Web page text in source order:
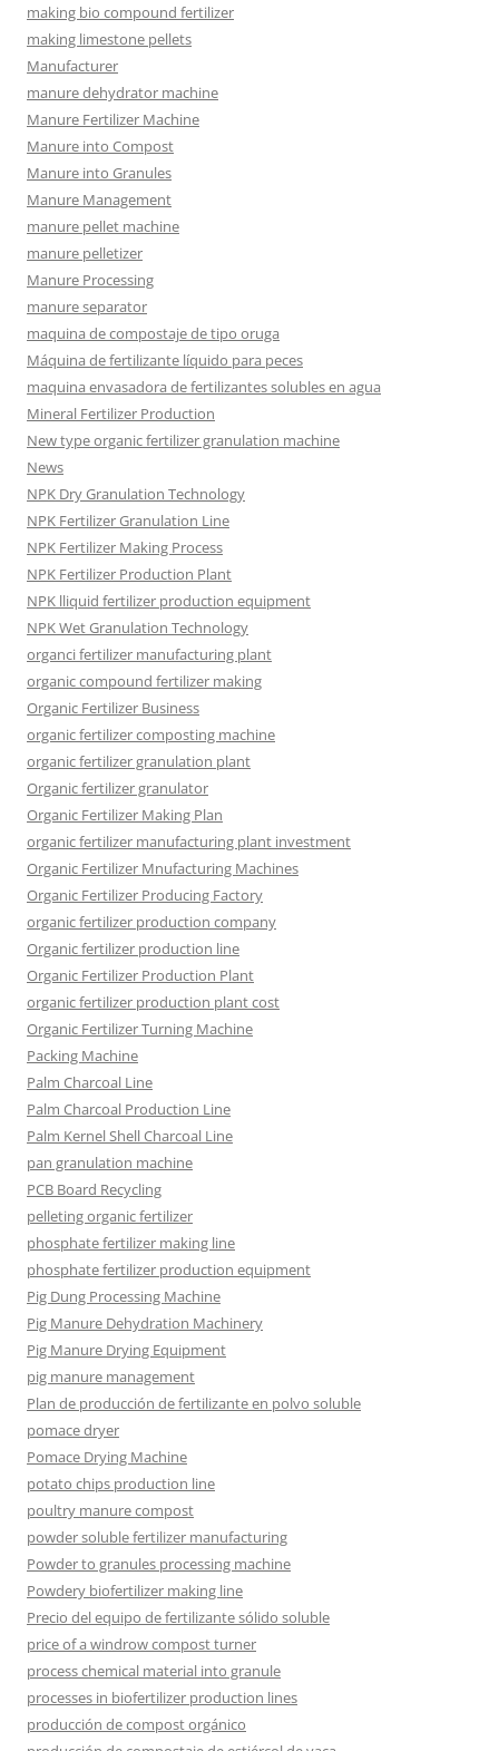
making bio compound fertilizer
making limestone pellets
Manufacturer
manure dehydrator machine
Manure Fertilizer Machine
Manure into Compost
Manure into Granules
Manure Management
manure pellet machine
manure pelletizer
Manure Processing
manure separator
maquina de compostaje de tipo oruga
Máquina de fertilizante líquido para peces
maquina envasadora de fertilizantes solubles en agua
Mineral Fertilizer Production
New type organic fertilizer granulation machine
News
NPK Dry Granulation Technology
NPK Fertilizer Granulation Line
NPK Fertilizer Making Process
NPK Fertilizer Production Plant
NPK lliquid fertilizer production equipment
NPK Wet Granulation Technology
organci fertilizer manufacturing plant
organic compound fertilizer making
Organic Fertilizer Business
organic fertilizer composting machine
organic fertilizer granulation plant
Organic fertilizer granulator
Organic Fertilizer Making Plan
organic fertilizer manufacturing plant investment
Organic Fertilizer Mnufacturing Machines
Organic Fertilizer Producing Factory
organic fertilizer production company
Organic fertilizer production line
Organic Fertilizer Production Plant
organic fertilizer production plant cost
Organic Fertilizer Turning Machine
Packing Machine
Palm Charcoal Line
Palm Charcoal Production Line
Palm Kernel Shell Charcoal Line
pan granulation machine
PCB Board Recycling
pelleting organic fertilizer
phosphate fertilizer making line
phosphate fertilizer production equipment
Pig Dung Processing Machine
Pig Manure Dehydration Machinery
Pig Manure Drying Equipment
pig manure management
Plan de producción de fertilizante en polvo soluble
pomace dryer
Pomace Drying Machine
potato chips production line
poultry manure compost
powder soluble fertilizer manufacturing
Powder to granules processing machine
Powdery biofertilizer making line
Precio del equipo de fertilizante sólido soluble
price of a windrow compost turner
process chemical material into granule
processes in biofertilizer production lines
producción de compost orgánico